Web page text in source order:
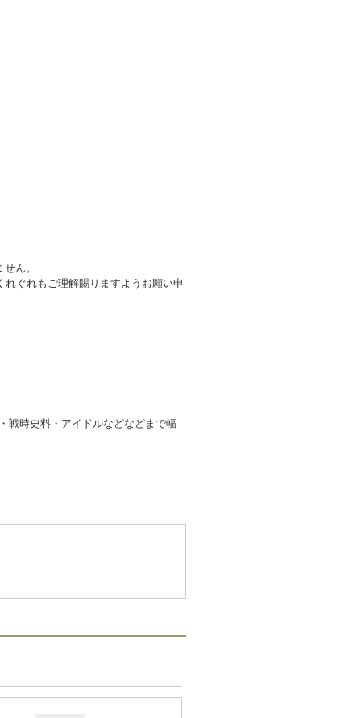
ん。
ぐれもご理解賜りますようお願い申
戦時史料・アイドルなどなどまで幅